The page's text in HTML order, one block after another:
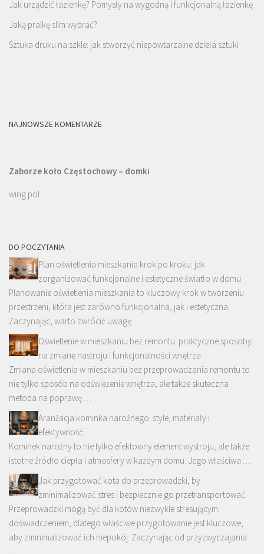
Jak urządzić łazienkę? Pomysły na wygodną i funkcjonalną łazienkę
Jaką pralkę slim wybrać?
Sztuka druku na szkle: jak stworzyć niepowtarzalne dzieła sztuki
NAJNOWSZE KOMENTARZE
Zaborze koło Częstochowy – domki
wing pol
DO POCZYTANIA
Plan oświetlenia mieszkania krok po kroku: jak
zorganizować funkcjonalne i estetyczne światło w domu
Planowanie oświetlenia mieszkania to kluczowy krok w tworzeniu
przestrzeni, która jest zarówno funkcjonalna, jak i estetyczna.
Zaczynając, warto zwrócić uwagę …
Oświetlenie w mieszkaniu bez remontu: praktyczne sposoby
na zmianę nastroju i funkcjonalności wnętrza
Zmiana oświetlenia w mieszkaniu bez przeprowadzania remontu to
nie tylko sposób na odświeżenie wnętrza, ale także skuteczna
metoda na poprawę …
Aranżacja kominka narożnego: style, materiały i
efektywność
Kominek narożny to nie tylko efektowny element wystroju, ale także
istotne źródło ciepła i atmosfery w każdym domu. Jego właściwa …
Jak przygotować kota do przeprowadzki, by
zminimalizować stres i bezpiecznie go przetransportować
Przeprowadzki mogą być dla kotów niezwykle stresującym
doświadczeniem, dlatego właściwe przygotowanie jest kluczowe,
aby zminimalizować ich niepokój. Zaczynając od przyzwyczajania